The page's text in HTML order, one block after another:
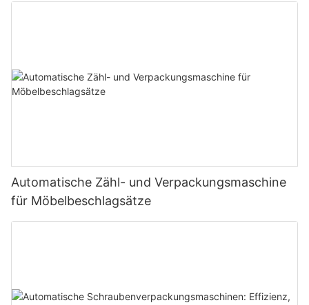
Automatische Zähl- und Verpackungsmaschine
für Möbelbeschlagsätze